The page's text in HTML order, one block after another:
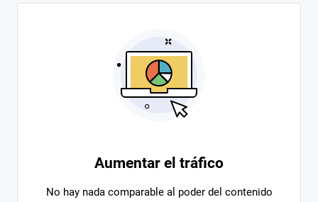
Aumentar el tráfico
No hay nada comparable al poder del contenido